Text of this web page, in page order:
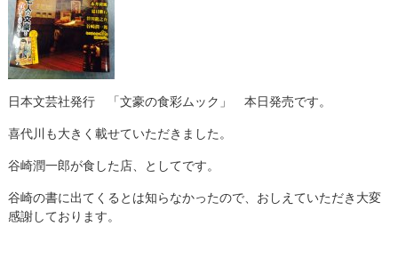
日本文芸社発行 「文豪の食彩ムック」 本日発売です。
喜代川も大きく載せていただきました。
谷崎潤一郎が食した店、としてです。
谷崎の書に出てくるとは知らなかったので、おしえていただき大変
感謝しております。